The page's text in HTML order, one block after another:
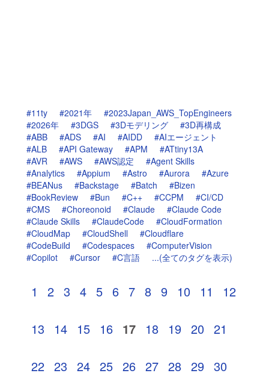
#11ty #2021年
#2023Japan_AWS_TopEngineers
#2026年
#3DGS #3Dモデリング
#3D再構成
#ABB
#ADS #AI #AIDD
#AIエージェント
#ALB
#API Gateway #APM
#ATtiny13A
#AVR
#AWS #AWS認定
#Agent Skills
#Analytics
#Appium #Astro #Aurora
#Azure
#BEANus
#Backstage #Batch
#Bizen
#BookReview
#Bun #C++ #CCPM
#CI/CD
#CMS
#Choreonoid #Claude
#Claude Code
#Claude Skills
#ClaudeCode
#CloudFormation
#CloudMap
#CloudShell
#Cloudflare
#CodeBuild
#Codespaces
#ComputerVision
#Copilot
#Cursor #C言語 ...(全てのタグを表示)
1 2 3 4 5 6 7 8 9 10 11 12
13 14 15 16 17 18 19 20 21
22 23 24 25 26 27 28 29 30